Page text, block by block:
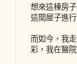
想來這棟房
這間屋子進
而如今，我
彩，我在醫